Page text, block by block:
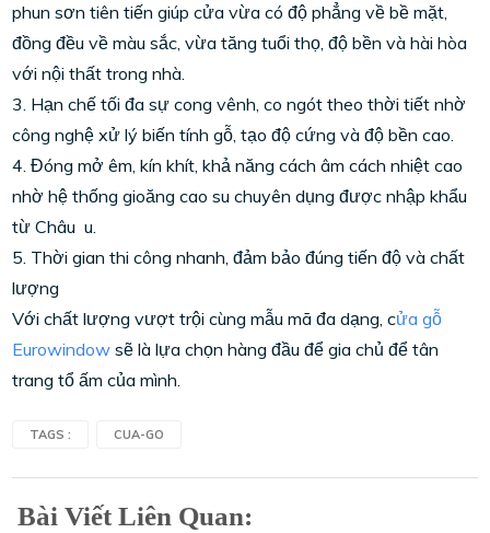
phun sơn tiên tiến giúp cửa vừa có độ phẳng về bề mặt,
đồng đều về màu sắc, vừa tăng tuổi thọ, độ bền và hài hòa
với nội thất trong nhà.
3. Hạn chế tối đa sự cong vênh, co ngót theo thời tiết nhờ
công nghệ xử lý biến tính gỗ, tạo độ cứng và độ bền cao.
4. Đóng mở êm, kín khít, khả năng cách âm cách nhiệt cao
nhờ hệ thống gioăng cao su chuyên dụng được nhập khẩu
từ Châu u.
5️. Thời gian thi công nhanh, đảm bảo đúng tiến độ và chất
lượng
Với chất lượng vượt trội cùng mẫu mã đa dạng, cửa gỗ
Eurowindow sẽ là lựa chọn hàng đầu để gia chủ để tân
trang tổ ấm của mình.
TAGS : CUA-GO
Bài Viết Liên Quan: